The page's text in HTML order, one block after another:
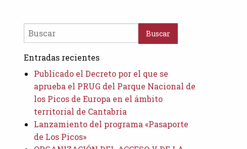
Buscar
Entradas recientes
Publicado el Decreto por el que se
aprueba el PRUG del Parque Nacional de
los Picos de Europa en el ámbito
territorial de Cantabria
Lanzamiento del programa «Pasaporte
de Los Picos»